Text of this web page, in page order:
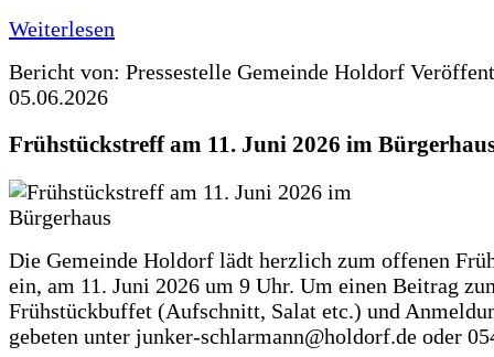
Weiterlesen
Bericht von: Pressestelle Gemeinde Holdorf
05.06.2026
Frühstückstreff am 11. Juni 2026 im
Die Gemeinde Holdorf lädt herzlich zum offenen
ein, am 11. Juni 2026 um 9 Uhr. Um einen Beitrag
Frühstückbuffet (Aufschnitt, Salat etc.) und
gebeten unter junker-schlarmann@holdorf.de oder